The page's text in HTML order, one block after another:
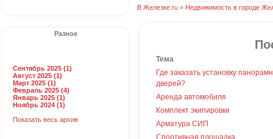
Разное
Сентябрь 2025 (1)
Август 2025 (1)
Март 2025 (1)
Февраль 2025 (4)
Январь 2025 (1)
Ноябрь 2024 (1)
Показать весь архив
В Железке.ru » Недвижимость в городе
Тема
Где заказать установку
дверей?
Аренда автомобиля
Комплект экипировки
Арматура СИП
Спортивная площадка